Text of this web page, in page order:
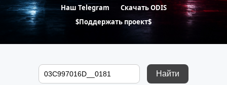
Наш Telegram
Скачать ODIS
$Поддержать проект$
Найти